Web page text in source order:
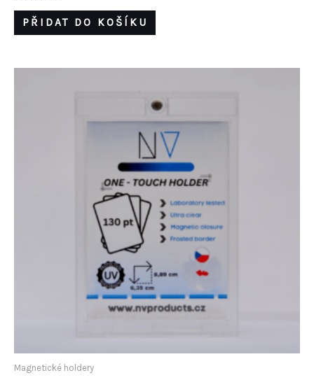
Hodnocení
5
PŘIDAT DO KOŠÍKU
Magnetické holdery